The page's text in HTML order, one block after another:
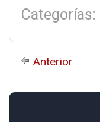
Categorías:
Anterior